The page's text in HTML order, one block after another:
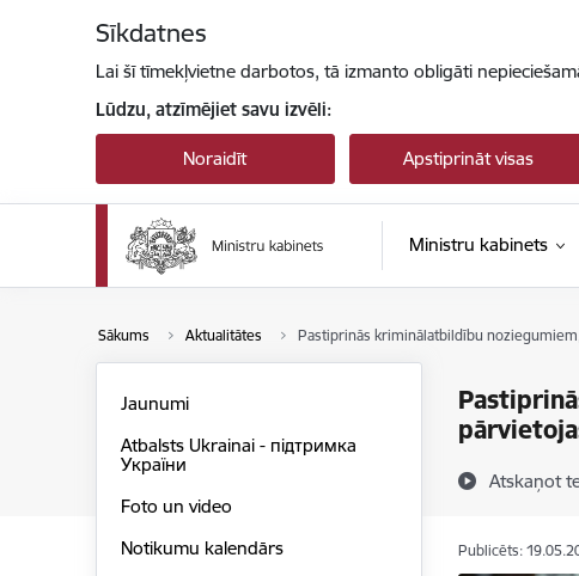
Sīkdatnes
Lai šī tīmekļvietne darbotos, tā izmanto obligāti
Lūdzu, atzīmējiet savu izvēli:
Noraidīt Apstiprināt visas
Ministru kabinets
Sākums Aktualitātes Pastiprinās kriminālatbildību
Atskaņot
Jaunumi
Atbalsts Ukrainai - підтримка
України
Foto un video
Notikumu kalendārs
Publicēts: